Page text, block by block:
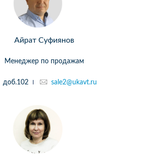
Айрат Суфиянов
Менеджер по продажам
доб.102 sale2@ukavt.ru